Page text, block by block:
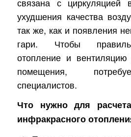
ухудшения качества
так же, как и появления
гари. Чтобы
отопление и вентиляцию
помещения,
специалистов.
Что нужно для
инфракрасного